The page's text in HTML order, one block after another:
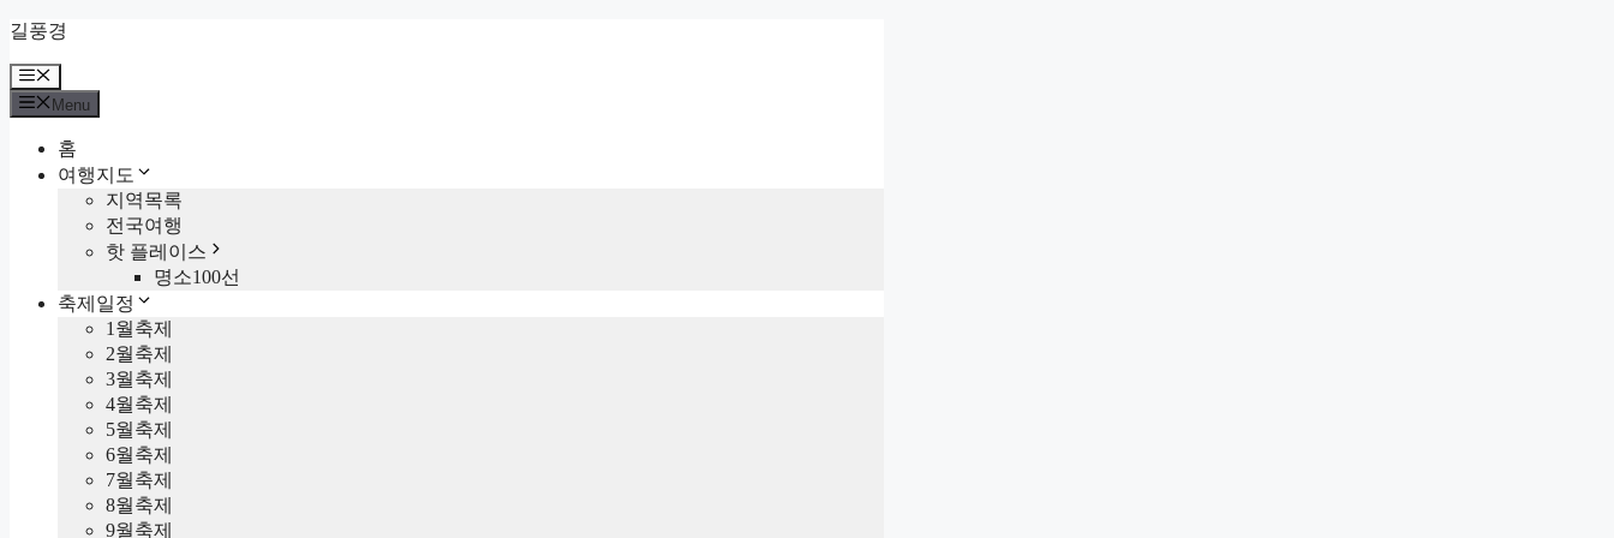
Skip
content
길풍경
Menu
Menu
홈
여행지도
지역목록
전국여행
핫 플레이스
명소100선
축제일정
1월축제
2월축제
3월축제
4월축제
5월축제
6월축제
7월축제
8월축제
9월축제